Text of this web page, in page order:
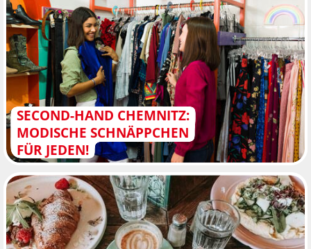
SECOND-HAND CHEMNITZ:
MODISCHE SCHNÄPPCHEN
FÜR JEDEN!